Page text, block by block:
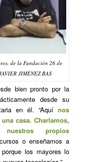
de la Fundación 26 de
JIMÉNEZ BAS
bien pronto por la
desde su
en él. “Aquí nos
casa. Charlamos,
propios
o enseñamos a
los mayores lo